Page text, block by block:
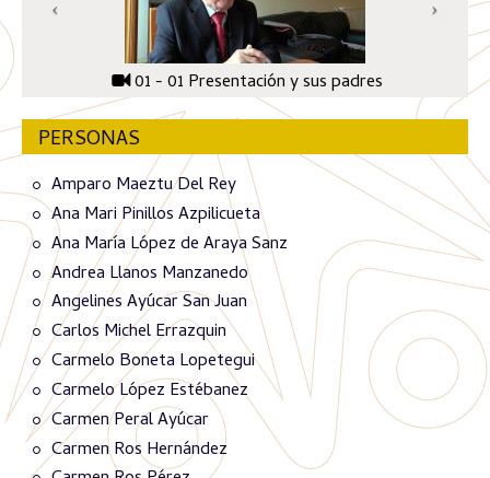
01 - 01 Presentación y sus padres
PERSONAS
Amparo Maeztu Del Rey
Ana Mari Pinillos Azpilicueta
Ana María López de Araya Sanz
Andrea Llanos Manzanedo
Angelines Ayúcar San Juan
Carlos Michel Errazquin
Carmelo Boneta Lopetegui
Carmelo López Estébanez
Carmen Peral Ayúcar
Carmen Ros Hernández